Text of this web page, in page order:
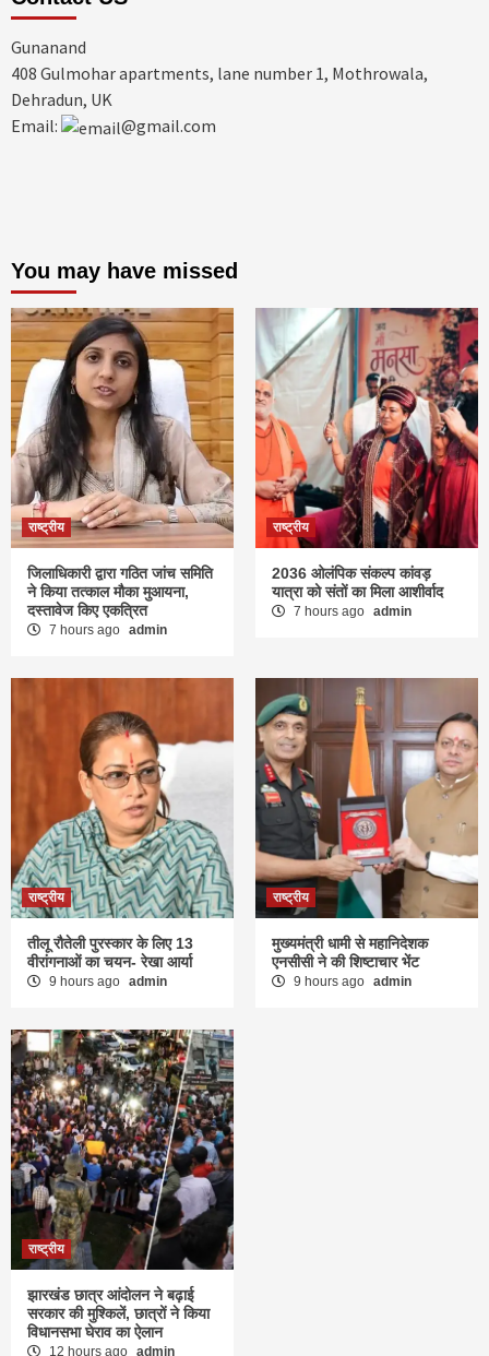
Gunanand
408 Gulmohar apartments, lane number 1, Mothrowala,
Dehradun, UK
Email:
@gmail.com
You may have missed
राष्ट्रीय
जिलाधिकारी द्वारा गठित जांच समिति
ने किया तत्काल मौका मुआयना,
दस्तावेज किए एकत्रित
7 hours ago admin
राष्ट्रीय
2036 ओलंपिक संकल्प कांवड़
यात्रा को संतों का मिला आशीर्वाद
7 hours ago admin
राष्ट्रीय
तीलू रौतेली पुरस्कार के लिए 13
वीरांगनाओं का चयन- रेखा आर्या
9 hours ago admin
राष्ट्रीय
मुख्यमंत्री धामी से महानिदेशक
एनसीसी ने की शिष्टाचार भेंट
9 hours ago admin
राष्ट्रीय
झारखंड छात्र आंदोलन ने बढ़ाई
सरकार की मुश्किलें, छात्रों ने किया
विधानसभा घेराव का ऐलान
12 hours ago admin